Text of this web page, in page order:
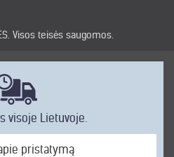
. Visos teisės saugomos.
visoje Lietuvoje.
pristatymą